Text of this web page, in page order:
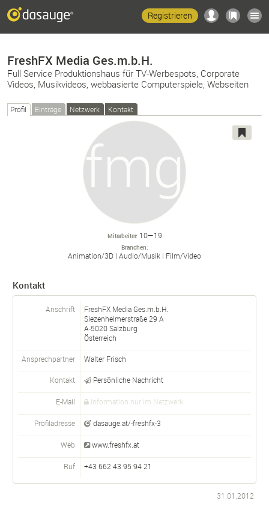
Registrieren
FreshFX Media Ges.m.b.H.
Full Service Produktionshaus für TV-Werbespots, Corporate
Videos, Musikvideos, webbasierte Computerspiele, Webseiten
Profil Einträge Netzwerk Kontakt
Mitarbeiter 10—19
Branchen
Animation/3D Audio/Musik Film/Video
Kontakt
Anschrift
FreshFX Media Ges.m.b.H.
Siezenheimerstraße 29 A
A-5020Salzburg
Österreich
Ansprechpartner Walter Frisch
Kontakt Persönliche Nachricht
E-Mail Information nur im Netzwerk
Profiladresse dasauge.at/-freshfx-3
Web www.freshfx.at
Ruf +43 662 43 95 94 21
31.01.2012